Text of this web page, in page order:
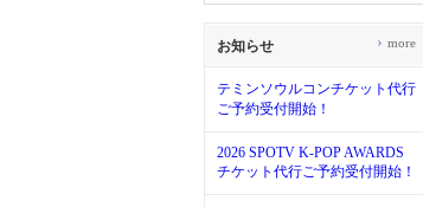
お知らせ
テミンソウルコンチケット代行
ご予約受付開始！
2026 SPOTV K-POP AWARDS
チケット代行ご予約受付開始！
› more